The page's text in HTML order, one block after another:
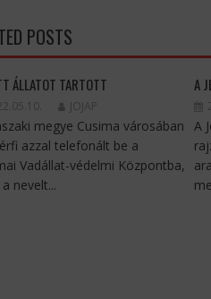
POSTS
ÁLLATOT TARTOTT
JOJAP
megye Cusima városában
azzal telefonált be a
Vadállat-védelmi Központba,
nevelt...
A
A